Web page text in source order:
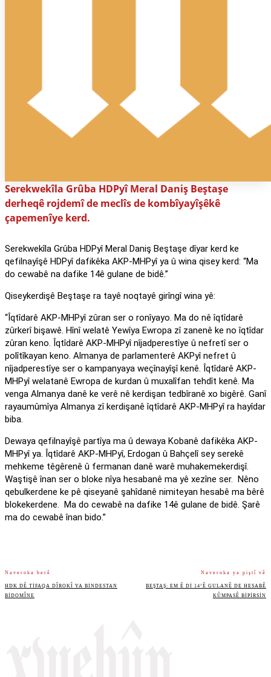
Serekwekîla Grûba HDPyî Meral Daniş Beştaşe
derheqê rojdemî de meclîs de kombîyayîşêkê
çapemenîye kerd.
Serekwekîla Grûba HDPyî Meral Daniş Beştaşe dîyar kerd ke
qefilnayîşê HDPyî dafikêka AKP-MHPyî ya û wina qisey kerd: “Ma
do cewabê na dafike 14ê gulane de bidê.”
Qiseykerdişê Beştaşe ra tayê noqtayê girîngî wina yê:
“Îqtîdarê AKP-MHPyî zûran ser o ronîyayo. Ma do nê îqtîdarê
zûrkerî bişawê. Hînî welatê Yewîya Ewropa zî zanenê ke no îqtîdar
zûran keno. Îqtîdarê AKP-MHPyî nîjadperestîye û nefretî ser o
polîtîkayan keno. Almanya de parlamenterê AKPyî nefret û
nîjadperestîye ser o kampanyaya weçînayîşî kenê. Îqtîdarê AKP-
MHPyî welatanê Ewropa de kurdan û muxalîfan tehdît kenê. Ma
venga Almanya danê ke verê nê kerdişan tedbîranê xo bigêrê. Ganî
rayaumûmîya Almanya zî kerdişanê îqtîdarê AKP-MHPyî ra hayîdar
biba.
Dewaya qefilnayîşê partîya ma û dewaya Kobanê dafikêka AKP-
MHPyî ya. Îqtîdarê AKP-MHPyî, Erdogan û Bahçelî sey serekê
mehkeme têgêrenê û fermanan danê warê muhakemekerdişî.
Waştişê înan ser o bloke nîya hesabanê ma yê xezîne ser. Nêno
qebulkerdene ke pê qiseyanê şahîdanê nimiteyan hesabê ma bêrê
blokekerdene. Ma do cewabê na dafike 14ê gulane de bidê. Şarê
ma do cewabê înan bido.”
Naveroka berê
HDK DÊ TIFAQA DÎROKÎ YA BINDESTAN
BIDOMÎNE
Naveroka ya piştî vê
BEŞTAŞ: EM Ê DI 14’Ê GULANÊ DE HESABÊ
KÛMPASÊ BIPIRSIN